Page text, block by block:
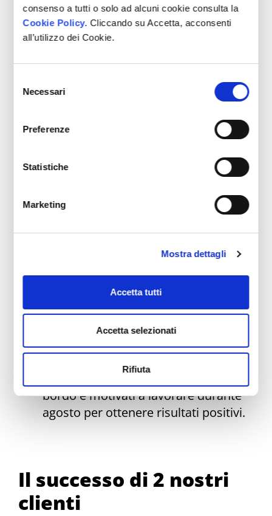
consenso a tutti o solo ad alcuni cookie consulta la
Cookie Policy. Cliccando su Accetta, acconsenti
all’utilizzo dei Cookie.
delNecessari
Preferenze
Statistiche
Marketing
Mostra dettagli
Accetta tutti
Accetta selezionati
Rifiuta
senza dover sacrificare la redditività.
Pianificazione del
pianificazione del lancio. Raccogli
un senso di partecipazione e
Strategie di marketing creativo:
marketing virale legata all’estate.
Coinvolgimento del team:coinvolgi
lancio. Assicurati che tutti siano a
bordo e motivati a lavorare durante
agosto per ottenere risultati positivi.
Il successo di 2 nostri
clienti